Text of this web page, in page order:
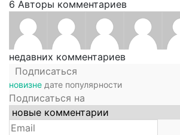
6 Авторы комментариев
недавних комментариев
Подписаться
новизне дате популярности
Подписаться на